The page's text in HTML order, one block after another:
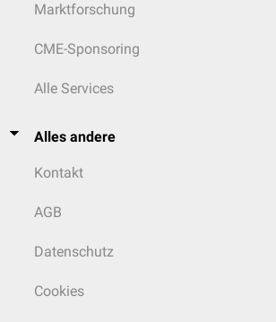
Marktforschung
CME-Sponsoring
Alle Services
Alles andere
Kontakt
AGB
Datenschutz
Cookies